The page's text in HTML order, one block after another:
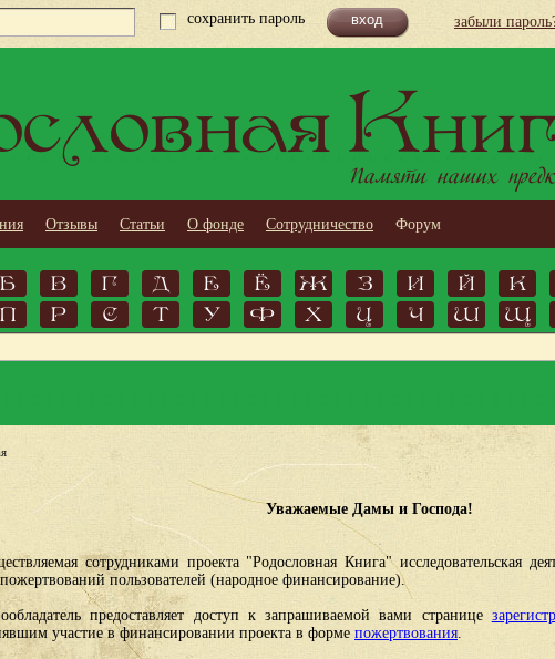
сохранить пароль забыли
Памяти наших
Отзывы Статьи О фонде Сотрудничество Форум
Б В Г Д Е Ё Ж З И Й К
П Р С Т У Ф Х Ц Ч Ш Щ
Уважаемые Дамы и Господа!
сотрудниками проекта "Родословная Книга" исследовательская
пожертвований пользователей (народное финансирование).
предоставляет доступ к запрашиваемой вами странице
участие в финансировании проекта в форме пожертвования.